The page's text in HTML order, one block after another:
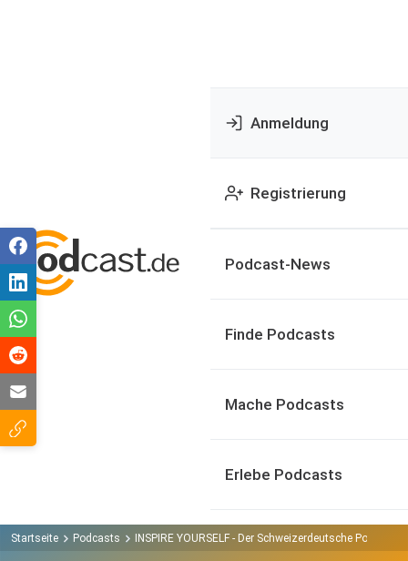
Anmeldung
Registrierung
Podcast-News
Finde Podcasts
Mache Podcasts
Erlebe Podcasts
Startseite Podcasts INSPIRE YOURSELF - Der Schweizerdeutsche